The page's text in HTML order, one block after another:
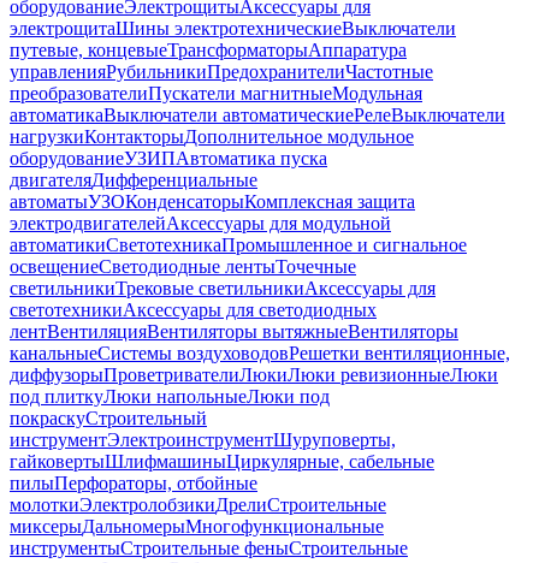
оборудованиеЭлектрощитыАксессуары для
электрощитаШины электротехническиеВыключатели
путевые, концевыеТрансформаторыАппаратура
управленияРубильникиПредохранителиЧастотные
преобразователиПускатели магнитныеМодульная
автоматикаВыключатели автоматическиеРелеВыключатели
нагрузкиКонтакторыДополнительное модульное
оборудованиеУЗИПАвтоматика пуска
двигателяДифференциальные
автоматыУЗОКонденсаторыКомплексная защита
электродвигателейАксессуары для модульной
автоматикиСветотехникаПромышленное и сигнальное
освещениеСветодиодные лентыТочечные
светильникиТрековые светильникиАксессуары для
светотехникиАксессуары для светодиодных
лентВентиляцияВентиляторы вытяжныеВентиляторы
канальныеСистемы воздуховодовРешетки вентиляционные,
диффузорыПроветривателиЛюкиЛюки ревизионныеЛюки
под плиткуЛюки напольныеЛюки под
покраскуСтроительный
инструментЭлектроинструментШуруповерты,
гайковертыШлифмашиныЦиркулярные, сабельные
пилыПерфораторы, отбойные
молоткиЭлектролобзикиДрелиСтроительные
миксерыДальномерыМногофункциональные
инструментыСтроительные феныСтроительные